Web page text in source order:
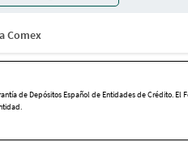
Comex
de Depósitos Español de Entidades de Crédito. El